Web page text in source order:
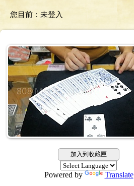
您目前： 未登入
加入到收藏匣
Powered by Translate